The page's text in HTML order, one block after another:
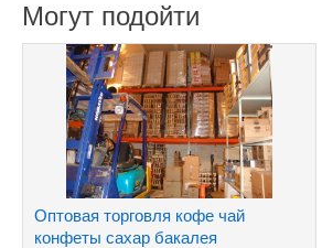
Могут подойти
Оптовая торговля кофе чай
конфеты сахар бакалея